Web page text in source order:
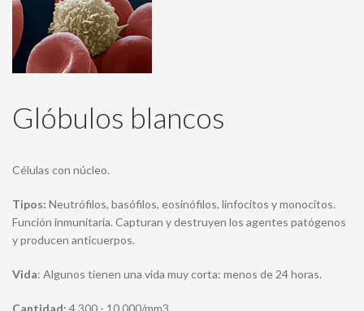
Glóbulos blancos
Células con núcleo.
Tipos: Neutrófilos, basófilos, eosinófilos, linfocitos y monocitos.
Función inmunitaria. Capturan y destruyen los agentes patógenos
y producen anticuerpos.
Vida: Algunos tienen una vida muy corta: menos de 24 horas.